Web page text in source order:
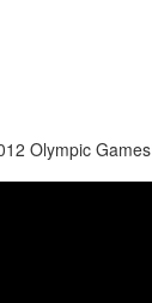
Olympic Games